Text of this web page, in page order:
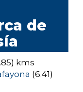
de
kms
(6.41)